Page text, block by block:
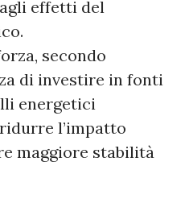
effetti del
secondo
di investire in fonti
energetici
l’impatto
maggiore stabilità